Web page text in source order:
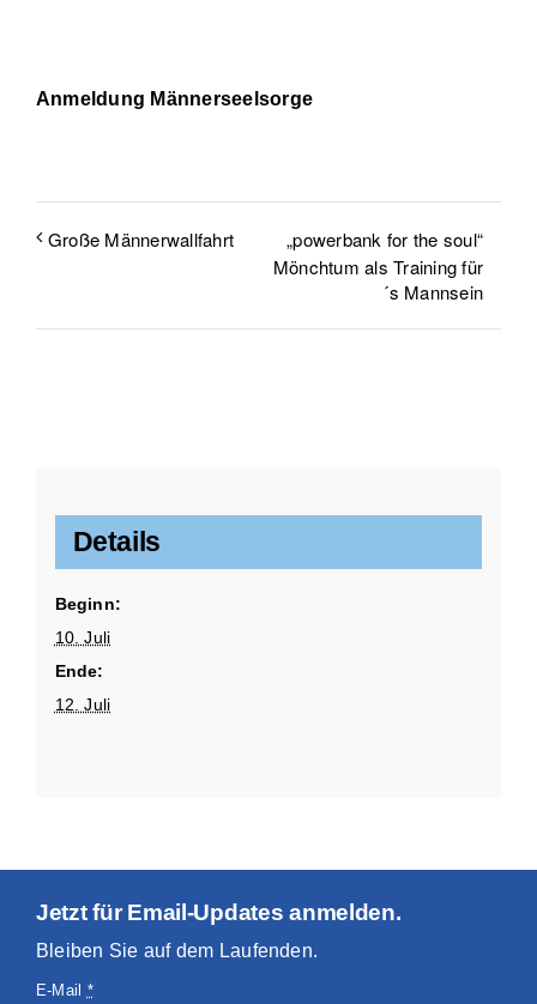
Anmeldung Männerseelsorge
Große Männerwallfahrt
„powerbank for the soul“
Mönchtum als Training für
´s Mannsein
Details
Beginn:
10. Juli
Ende:
12. Juli
Jetzt für Email-Updates anmelden.
Bleiben Sie auf dem Laufenden.
E-Mail *